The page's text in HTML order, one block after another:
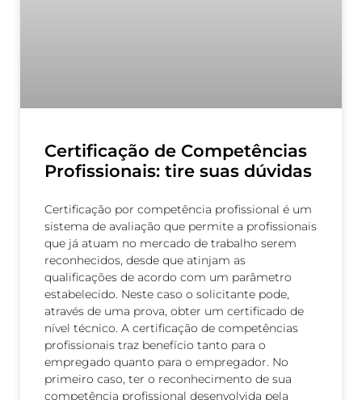
Certificação de Competências
Profissionais: tire suas dúvidas
Certificação por competência profissional é um
sistema de avaliação que permite a profissionais
que já atuam no mercado de trabalho serem
reconhecidos, desde que atinjam as
qualificações de acordo com um parâmetro
estabelecido. Neste caso o solicitante pode,
através de uma prova, obter um certificado de
nível técnico. A certificação de competências
profissionais traz benefício tanto para o
empregado quanto para o empregador. No
primeiro caso, ter o reconhecimento de sua
competência profissional desenvolvida pela